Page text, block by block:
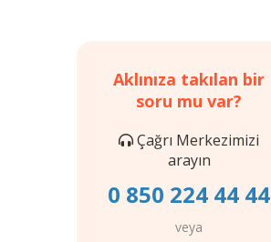
Aklınıza takılan bir
soru mu var?
Çağrı Merkezimizi
arayın
0 850 224 44 44
veya